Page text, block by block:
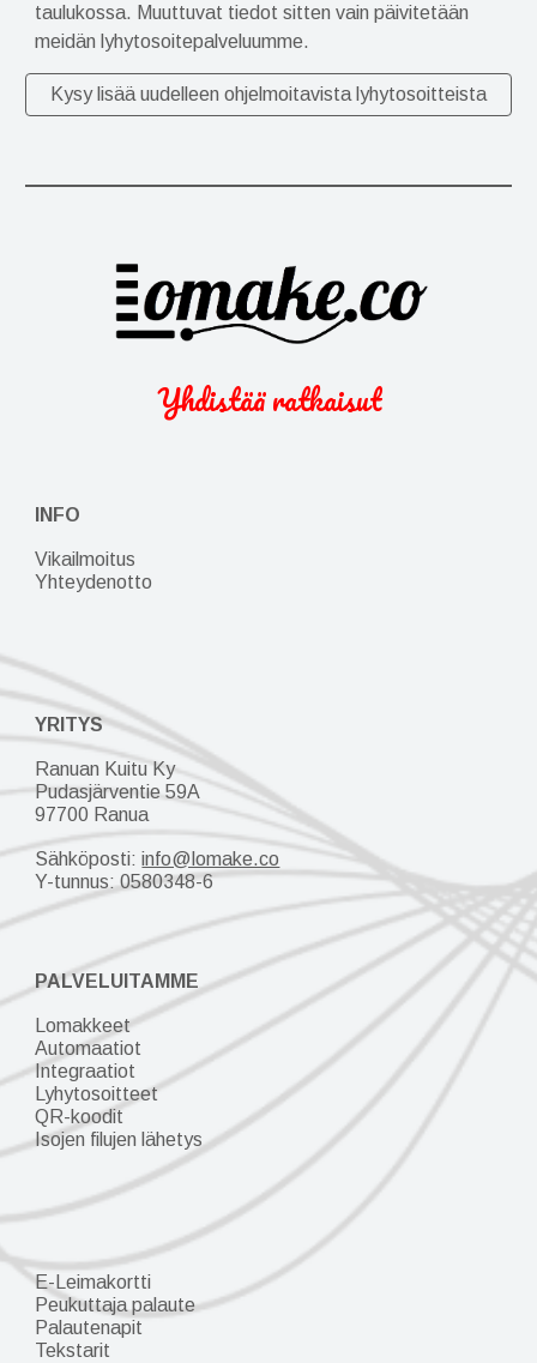
taulukossa. Muuttuvat tiedot sitten vain päivitetään
meidän lyhytosoitepalveluumme.
Kysy lisää uudelleen ohjelmoitavista lyhytosoitteista
Yhdistää ratkaisut
INFO
Vikailmoitus
Yhteydenotto
YRITYS
Ranuan Kuitu Ky
Pudasjärventie 59A
97700 Ranua
Sähköposti:info@lomake.co
Y-tunnus:0580348-6
PALVELUITAMME
Lomakkeet
Automaatiot
Integraatiot
Lyhytosoitteet
QR-koodit
Isojen filujen lähetys
E-Leimakortti
Peukuttaja palaute
Palautenapit
Tekstarit